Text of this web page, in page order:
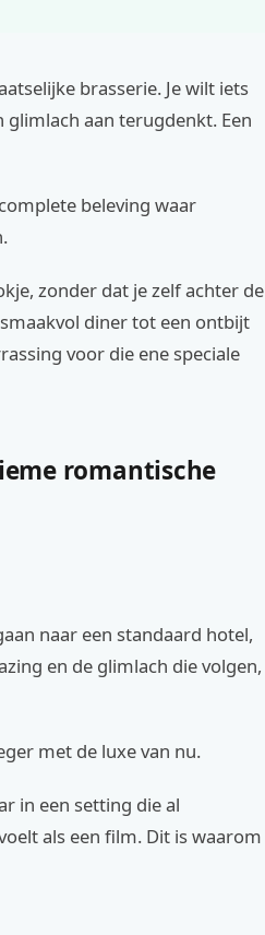
brasserie. Je wilt iets
aan terugdenkt. Een
beleving waar
zonder dat je zelf achter de
diner tot een ontbijt
voor die ene speciale
romantische
naar een standaard hotel,
en de glimlach die volgen,
met de luxe van nu.
in een setting die al
als een film. Dit is waarom